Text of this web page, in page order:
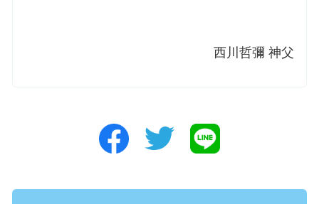
西川哲彌 神父